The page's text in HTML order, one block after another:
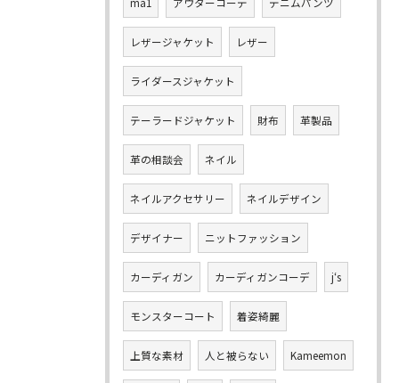
レザージャケット レザー
ライダースジャケット
テーラードジャケット 財布 革製品
革の相談会 ネイル
ネイルアクセサリー ネイルデザイン
デザイナー ニットファッション
カーディガン カーディガンコーデ j‘s
モンスターコート 着姿綺麗
上質な素材 人と被らない Kameemon